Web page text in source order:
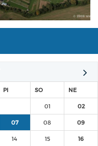
PI SO NE
01 02
07 08 09
14 15 16